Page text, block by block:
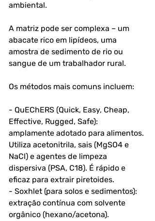
ambiental.
A matriz pode ser complexa – um
abacate rico em lipídeos, uma
amostra de sedimento de rio ou
sangue de um trabalhador rural.
Os métodos mais comuns incluem:
- QuEChERS (Quick, Easy, Cheap,
Effective, Rugged, Safe):
amplamente adotado para alimentos.
Utiliza acetonitrila, sais (MgSO4 e
NaCl) e agentes de limpeza
dispersiva (PSA, C18). É rápido e
eficaz para extrair piretoides.
- Soxhlet (para solos e sedimentos):
extração contínua com solvente
orgânico (hexano/acetona).